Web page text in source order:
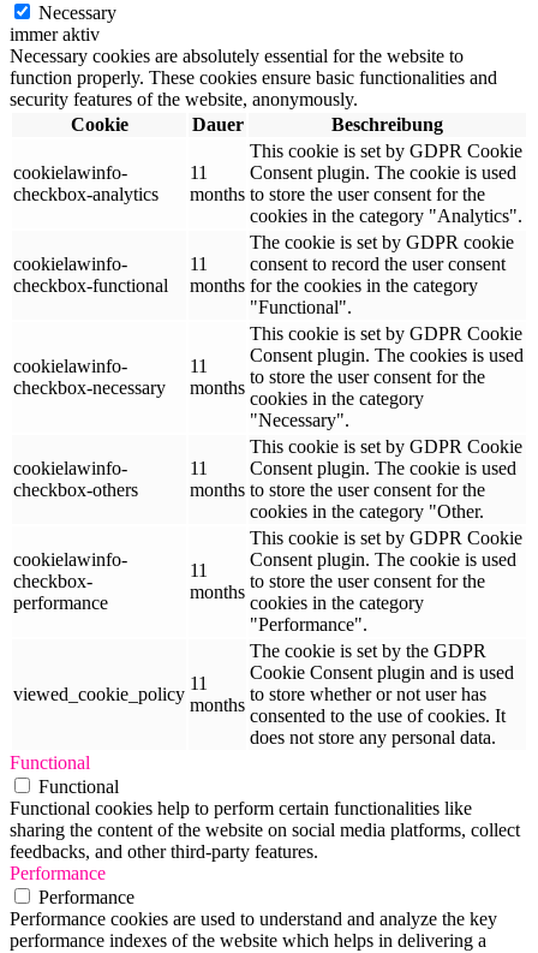
Necessary
immer aktiv
Necessary cookies are absolutely essential for the website to
function properly. These cookies ensure basic functionalities and
security features of the website, anonymously.
Cookie
Dauer Beschreibung
cookielawinfo-
checkbox-analytics
11
months
This cookie is set by GDPR Cookie
Consent plugin. The cookie is used
to store the user consent for the
cookies in the category "Analytics".
cookielawinfo-
checkbox-functional
11
months
The cookie is set by GDPR cookie
consent to record the user consent
for the cookies in the category
"Functional".
cookielawinfo-
checkbox-necessary
11
months
This cookie is set by GDPR Cookie
Consent plugin. The cookies is used
to store the user consent for the
cookies in the category
"Necessary".
cookielawinfo-
checkbox-others
11
months
This cookie is set by GDPR Cookie
Consent plugin. The cookie is used
to store the user consent for the
cookies in the category "Other.
cookielawinfo-
checkbox-
performance
11
months
This cookie is set by GDPR Cookie
Consent plugin. The cookie is used
to store the user consent for the
cookies in the category
"Performance".
viewed_cookie_policy
11
months
The cookie is set by the GDPR
Cookie Consent plugin and is used
to store whether or not user has
consented to the use of cookies. It
does not store any personal data.
Functional
Functional
Functional cookies help to perform certain functionalities like
sharing the content of the website on social media platforms, collect
feedbacks, and other third-party features.
Performance
Performance
Performance cookies are used to understand and analyze the key
performance indexes of the website which helps in delivering a